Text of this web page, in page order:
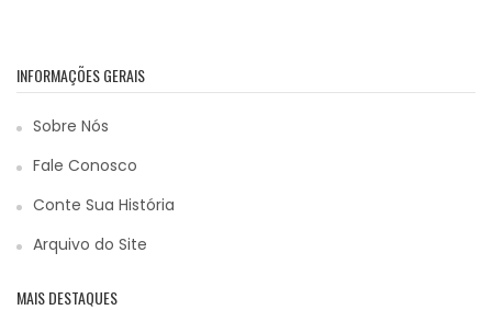
INFORMAÇÕES GERAIS
Sobre Nós
Fale Conosco
Conte Sua História
Arquivo do Site
MAIS DESTAQUES